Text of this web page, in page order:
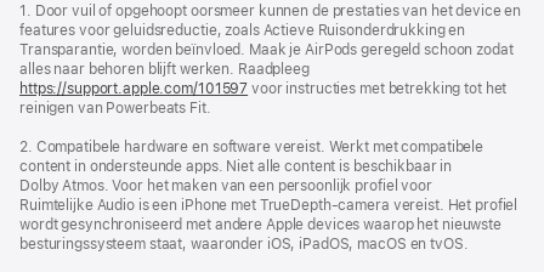
1. Door vuil of opgehoopt oorsmeer kunnen de prestaties van het device en
features voor geluidsreductie, zoals Actieve Ruisonderdrukking en
Transparantie, worden beïnvloed. Maak je AirPods geregeld schoon zodat
alles naar behoren blijft werken. Raadpleeg
https://support.apple.com/101597 voor instructies met betrekking tot het
reinigen van Powerbeats Fit.
2. Compatibele hardware en software vereist. Werkt met compatibele
content in ondersteunde apps. Niet alle content is beschikbaar in
Dolby Atmos. Voor het maken van een persoonlijk profiel voor
Ruimtelijke Audio is een iPhone met TrueDepth-camera vereist. Het profiel
wordt gesynchroniseerd met andere Apple devices waarop het nieuwste
besturingssysteem staat, waaronder iOS, iPadOS, macOS en tvOS.